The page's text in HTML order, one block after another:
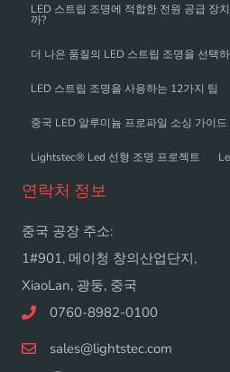
LED 스트립 조명에 적합한 전원 공급 장
까?
더 나은 품질의 LED 스트립 조명을 선택
LED 스트립 조명을 사용하는 12가지 팁
중국 LED 알루미늄 프로파일 소싱 가이드
Lightstec® Led 선형 조명 프로젝트
연락처 정보
중국 공장 주소:
1#901, 메이청 창의산업단지,
XiaoLan, 광둥, 중국
0760-8982-0100
sales@lightstec.com